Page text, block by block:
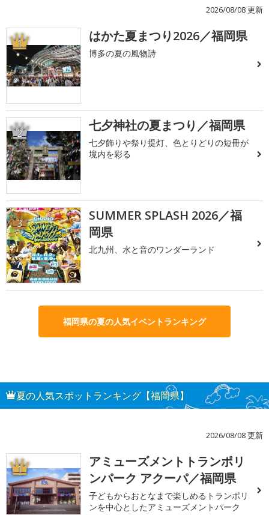
2026/08/08 更新
1 はかた夏まつり2026／福岡県
博多の夏の風物詩
2 七夕神社の夏まつり／福岡県
七夕飾りや祭り提灯、色とりどりの短冊が
境内を彩る
3
SUMMER SPLASH 2026／福
岡県
北九州、水と音のワンダーランド
福岡県の夏の人気イベントランキング
夏の人気スポットランキング【福岡県】
2026/08/08 更新
1
アミューズメントトランポリ
ンパーク アクーパ／福岡県
子どもからおとなまで楽しめるトランポリ
ンを中心としたアミューズメントパーク